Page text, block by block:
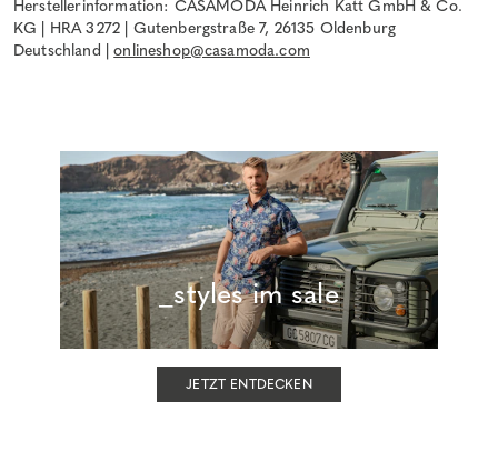
Herstellerinformation: CASAMODA Heinrich Katt GmbH & Co.
KG | HRA 3272 | Gutenbergstraße 7, 26135 Oldenburg
Deutschland |onlineshop@casamoda.com
_styles im sale
JETZT ENTDECKEN